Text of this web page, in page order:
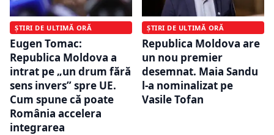
ȘTIRI DE ULTIMĂ ORĂ
Eugen Tomac:
Republica Moldova a
intrat pe „un drum fără
sens invers” spre UE.
Cum spune că poate
România accelera
integrarea
ȘTIRI DE ULTIMĂ ORĂ
Republica Moldova are
un nou premier
desemnat. Maia Sandu
l-a nominalizat pe
Vasile Tofan